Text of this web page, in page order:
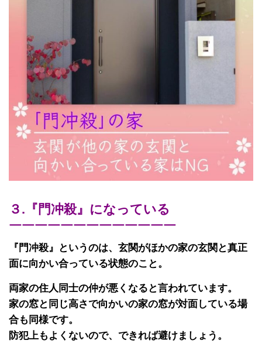
３.『門冲殺』になっている
￣￣￣￣￣￣￣￣￣￣￣￣￣
『門冲殺』というのは、玄関がほかの家の玄関と真正
面に向かい合っている状態のこと。
両家の住人同士の仲が悪くなると言われています。
家の窓と同じ高さで向かいの家の窓が対面している場
合も同様です。
防犯上もよくないので、できれば避けましょう。